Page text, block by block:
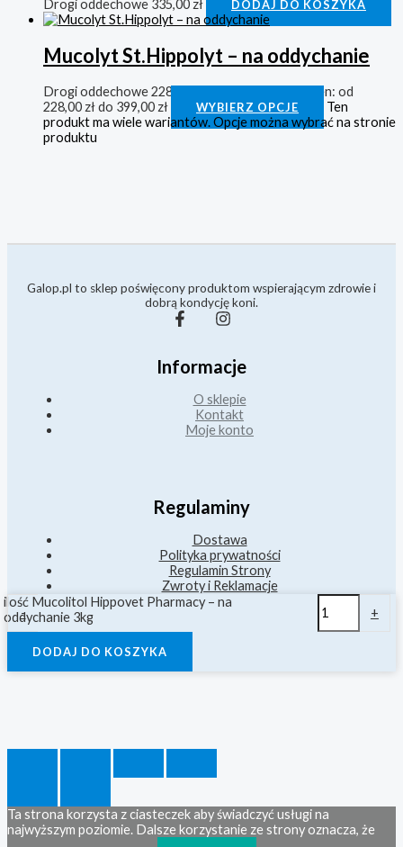
Drogi oddechowe 335,00 zł DODAJ DO KOSZYKA
Mucolyt St.Hippolyt – na oddychanie
Drogi oddechowe228,00
Zakres cen: od
228,00 zł do 399,00 zł
WYBIERZ OPCJE
Ten
produkt ma wiele wariantów. Opcje można wybrać na stronie
produktu
Galop.pl to sklep poświęcony produktom wspierającym zdrowie i
dobrą kondycję koni.
Informacje
O sklepie
Kontakt
Moje konto
Regulaminy
Dostawa
Polityka prywatności
Regulamin Strony
Zwroty i Reklamacje
-
ilość Mucolitol Hippovet Pharmacy – na
oddychanie 3kg
+
DODAJ DO KOSZYKA
Ta strona korzysta z ciasteczek aby świadczyć usługi na
najwyższym poziomie. Dalsze korzystanie ze strony oznacza, że